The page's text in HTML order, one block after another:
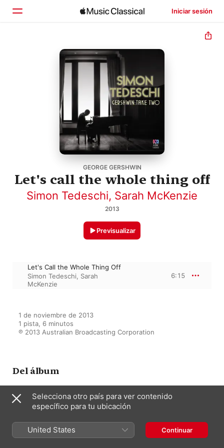
Iniciar sesión
GEORGE GERSHWIN
Let's call the whole thing off
Simon Tedeschi, Sarah McKenzie
2013
Previsualizar
Let's Call the Whole Thing Off
Simon Tedeschi, Sarah
McKenzie
6:15
1 de noviembre de 2013
1 pista, 6 minutos
℗ 2013 Australian Broadcasting Corporation
Del álbum
Gershwin Take Two
Simon Tedeschi
Selecciona otro país para ver contenido
específico para tu ubicación
United States Continuar